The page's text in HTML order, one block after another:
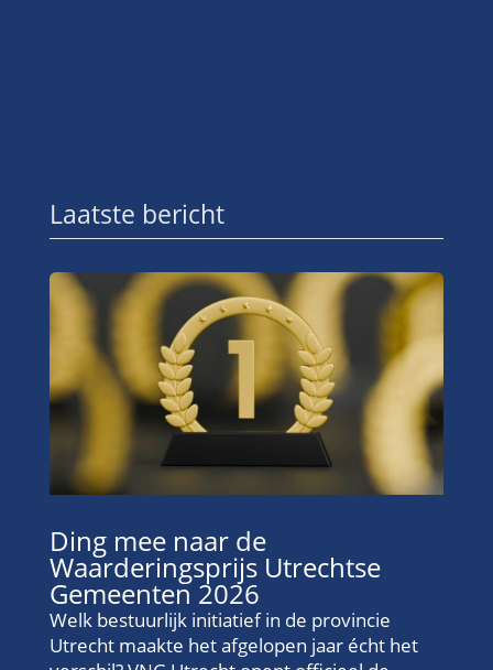
Laatste bericht
Ding mee naar de
Waarderingsprijs Utrechtse
Gemeenten 2026
Welk bestuurlijk initiatief in de provincie
Utrecht maakte het afgelopen jaar écht het